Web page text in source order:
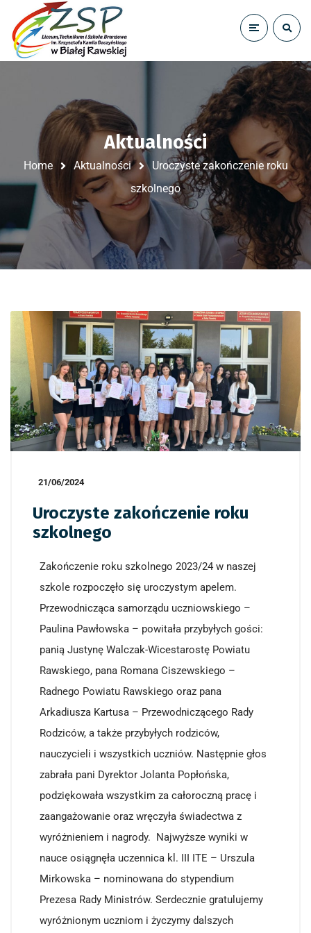
Aktualności
Home Aktualności
Uroczyste zakończenie roku
szkolnego
21/06/2024
Uroczyste zakończenie roku
szkolnego
Zakończenie roku szkolnego 2023/24 w naszej
szkole rozpoczęło się uroczystym apelem.
Przewodnicząca samorządu uczniowskiego –
Paulina Pawłowska – powitała przybyłych gości:
panią Justynę Walczak-Wicestarostę Powiatu
Rawskiego, pana Romana Ciszewskiego –
Radnego Powiatu Rawskiego oraz pana
Arkadiusza Kartusa – Przewodniczącego Rady
Rodziców, a także przybyłych rodziców,
nauczycieli i wszystkich uczniów. Następnie głos
zabrała pani Dyrektor Jolanta Popłońska,
podziękowała wszystkim za całoroczną pracę i
zaangażowanie oraz wręczyła świadectwa z
wyróżnieniem i nagrody. Najwyższe wyniki w
nauce osiągnęła uczennica kl. III ITE – Urszula
Mirkowska – nominowana do stypendium
Prezesa Rady Ministrów. Serdecznie gratulujemy
wyróżnionym uczniom i życzymy dalszych